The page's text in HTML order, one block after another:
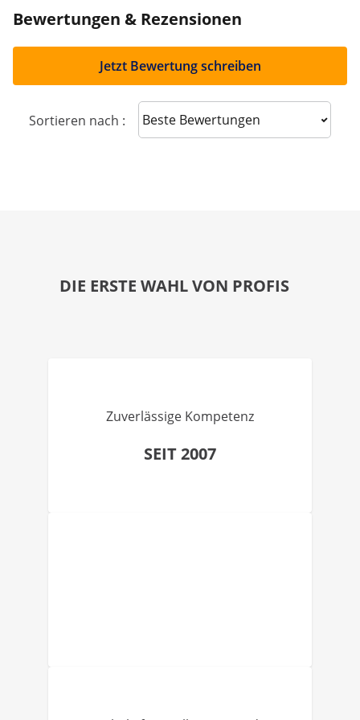
Bewertungen & Rezensionen
Jetzt Bewertung schreiben
Sortieren nach : Sort reviews
DIE ERSTE WAHL VON PROFIS
Zuverlässige Kompetenz
SEIT 2007